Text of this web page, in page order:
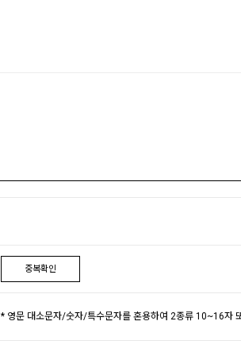
중복확인
* 영문 대소문자/숫자/특수문자를 혼용하여 2종류 10~16자